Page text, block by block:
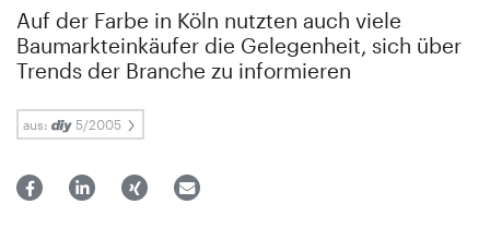
Auf der Farbe in Köln nutzten auch viele
Baumarkteinkäufer die Gelegenheit, sich über
Trends der Branche zu informieren
aus: 5/2005